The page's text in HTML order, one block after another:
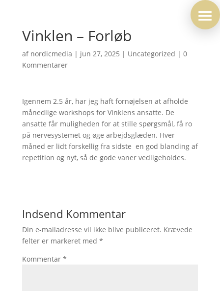
Vinklen – Forløb
af nordicmedia | jun 27, 2025 | Uncategorized | 0
Kommentarer
Igennem 2.5 år, har jeg haft fornøjelsen at afholde
månedlige workshops for Vinklens ansatte. De
ansatte får muligheden for at stille spørgsmål, få ro
på nervesystemet og øge arbejdsglæden. Hver
måned er lidt forskellig fra sidste  en god blanding af
repetition og nyt, så de gode vaner vedligeholdes.
Indsend Kommentar
Din e-mailadresse vil ikke blive publiceret. Krævede
felter er markeret med *
Kommentar *